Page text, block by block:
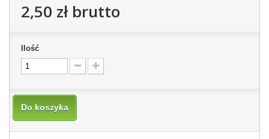
2,50 złbrutto
Ilość
Do koszyka